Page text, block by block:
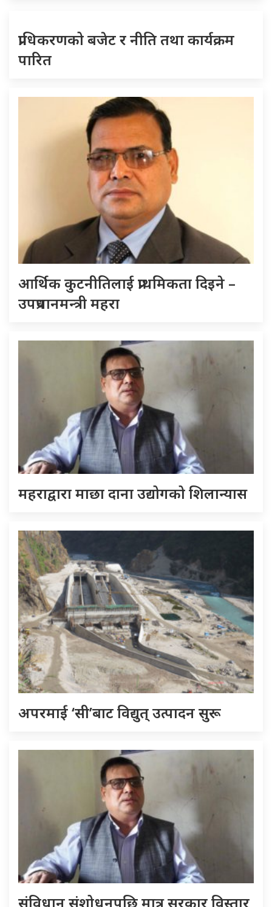
प्राधिकरणको बजेट र नीति तथा कार्यक्रम
पारित
आर्थिक कुटनीतिलाई प्राथमिकता दिइने –
उपप्रधानमन्त्री महरा
महराद्वारा माछा दाना उद्योगको शिलान्यास
अपरमाई ‘सी’बाट विद्युत् उत्पादन सुरू
संविधान संशोधनपछि मात्र सरकार विस्तार